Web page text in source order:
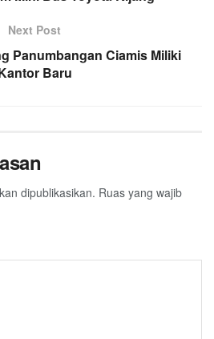
Next Post
Panumbangan Ciamis Miliki
Baru
dipublikasikan. Ruas yang wajib